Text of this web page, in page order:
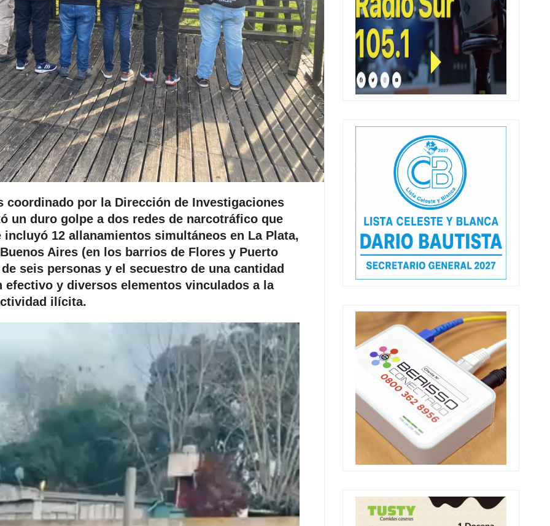
por la Dirección de Investigaciones
un duro golpe a dos redes de narcotráfico que
12 allanamientos simultáneos en La Plata,
Aires (en los barrios de Flores y Puerto
seis personas y el secuestro de una cantidad
y diversos elementos vinculados a la
ilícita.